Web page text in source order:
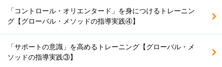
「コントロール・オリエンタード」を身につけるトレーニン
グ【グローバル・メソッドの指導実践④】
「サポートの意識」を高めるトレーニング【グローバル・メ
ソッドの指導実践③】